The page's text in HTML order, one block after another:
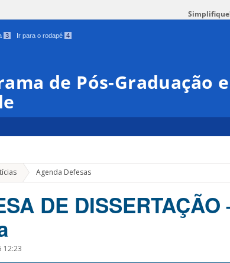
3 Ir para o rodapé 4
de Pós-Graduação
Agenda Defesas
DE
12:23